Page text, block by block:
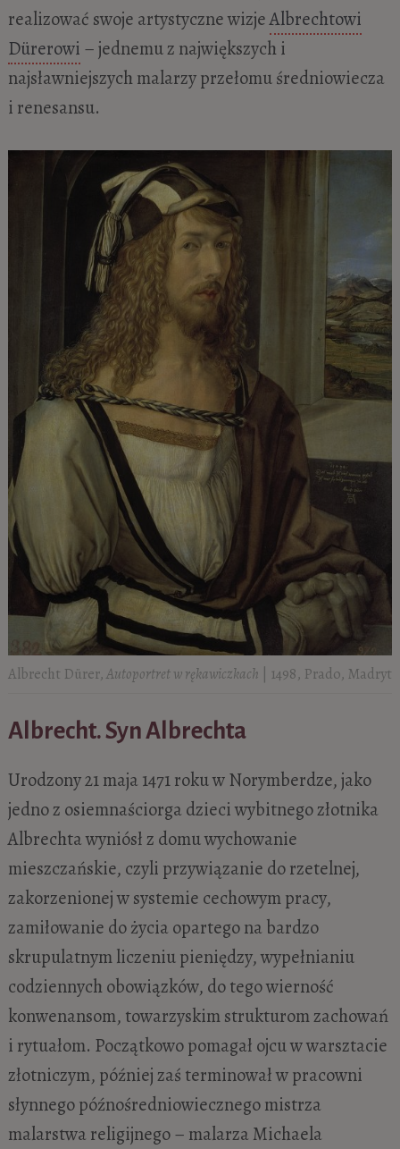
realizować swoje artystyczne wizjeAlbrechtowi
Dürerowi – jednemu z największych i
najsławniejszych malarzy przełomu średniowiecza
i renesansu.
Albrecht Dürer,Autoportret w rękawiczkach | 1498, Prado, Madryt
Albrecht. Syn Albrechta
Urodzony 21 maja 1471 roku w Norymberdze, jako
jedno z osiemnaściorga dzieci wybitnego złotnika
Albrechta wyniósł z domu wychowanie
mieszczańskie, czyli przywiązanie do rzetelnej,
zakorzenionej w systemie cechowym pracy,
zamiłowanie do życia opartego na bardzo
skrupulatnym liczeniu pieniędzy, wypełnianiu
codziennych obowiązków, do tego wierność
konwenansom, towarzyskim strukturom zachowań
i rytuałom. Początkowo pomagał ojcu w warsztacie
złotniczym, później zaś terminował w pracowni
słynnego późnośredniowiecznego mistrza
malarstwa religijnego – malarza Michaela